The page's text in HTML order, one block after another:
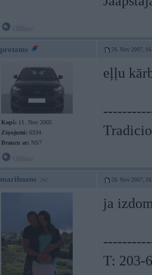
protams 26. Nov 2007,
Kopš: 11. Nov 2005
Ziņojumi: 6334
Braucu ar: NS7
eļļu
marihuans 26. Nov 2007,
ja
T: 203-